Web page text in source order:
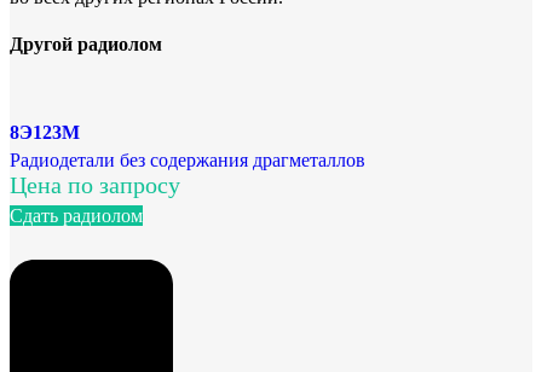
Другой радиолом
8Э123М
Радиодетали без содержания драгметаллов
Цена по запросу
Сдать радиолом